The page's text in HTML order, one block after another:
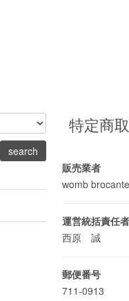
特定商
販売業者
womb brocante
運営統括責任
西原 誠
郵便番号
711-0913